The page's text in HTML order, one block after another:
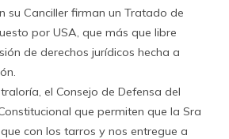
su Canciller firman un Tratado de
por USA, que más que libre
de derechos jurídicos hecha a
el Consejo de Defensa del
que permiten que la Sra
con los tarros y nos entregue a